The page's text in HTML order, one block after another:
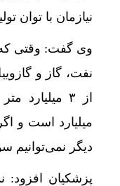
نیازمان با توان
وی گفت: وقتی که
نفت، گاز و
از ۳
دیگر نمی‌توانیم
پزشکیان افزود: